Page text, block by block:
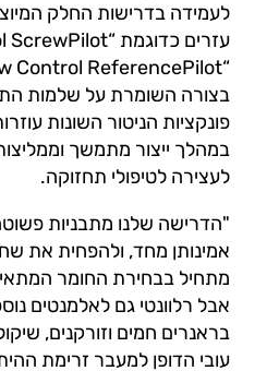
לעמידה בדרישות החלק
בצורה השומרת על שלמות
פונקציות הניטור השונות
במהלך ייצור מתמשך
לעצירה לטיפולי תחזוקה.
"הדרישה שלנו מתבניות
אמינותן מחד, ולהפחית את
מתחיל בבחירת החומר
אבל רלוונטי גם לאלמנטים
בראנרים חמים וזורקנים,
עובי הדופן למעבר זרימת